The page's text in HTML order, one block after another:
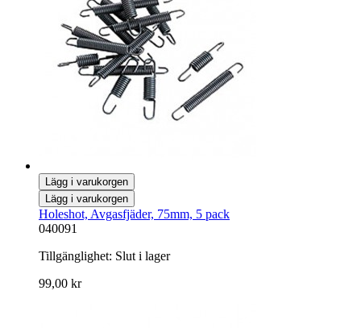
Lägg i varukorgen
Lägg i varukorgen
Holeshot, Avgasfjäder, 75mm, 5 pack
040091
Tillgänglighet: Slut i lager
99,00 kr